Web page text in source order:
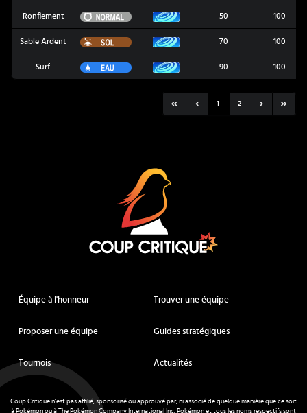
Ronflement Normal 50 100
Sable Ardent Sol 70 100
Surf Eau 90 100
1 2
Équipe à l'honneur Trouver une équipe
Proposer une équipe Guides stratégiques
Tournois Actualités
Coup Critique n'est pas affilié, sponsorisé ou approuvé par, ni associé de quelque manière que ce soit
à Pokémon ou à The Pokémon Company International Inc. Pokémon et tous les noms respectifs sont